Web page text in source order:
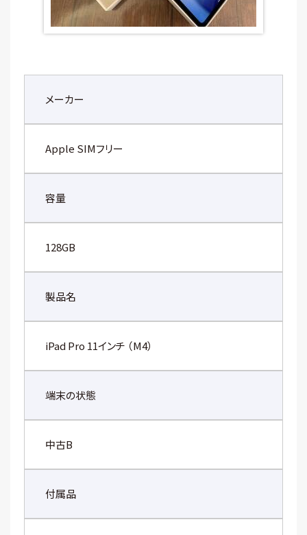
メーカー
Apple SIMフリー
容量
128GB
製品名
iPad Pro 11インチ （M4）
端末の状態
中古B
付属品